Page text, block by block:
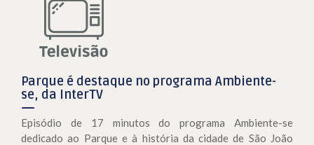
Parque é destaque no programa Ambiente-
se, da InterTV
Episódio de 17 minutos do programa Ambiente-se
dedicado ao Parque e à história da cidade de São João